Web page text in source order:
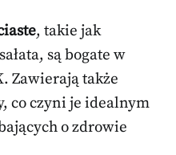
, takie jak
są bogate w
Zawierają także
co czyni je idealnym
o zdrowie